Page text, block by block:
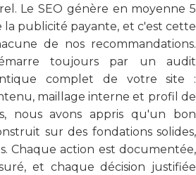
Le SEO génère en moyenne 5
la publicité payante, et c'est cette
de nos recommandations.
toujours par un audit
complet de votre site :
maillage interne et profil de
nous avons appris qu'un bon
sur des fondations solides,
Chaque action est documentée,
et chaque décision justifiée